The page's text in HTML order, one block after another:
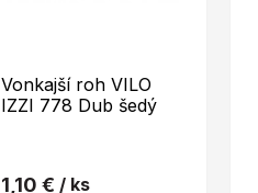
Vonkajší roh VILO
IZZI 778 Dub šedý
1,10 € / ks